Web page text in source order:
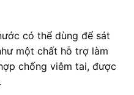
có thể dùng để sát
một chất hỗ trợ làm
chống viêm tai, được